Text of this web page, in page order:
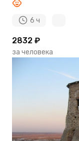
6 ч
2832 ₽
за человека